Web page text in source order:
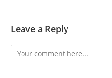
Leave a Reply